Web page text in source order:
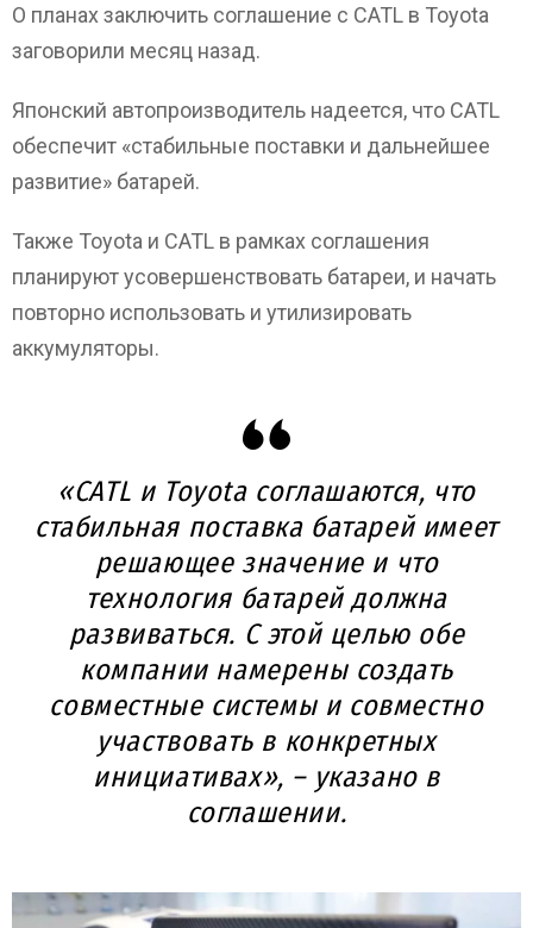
О планах заключить соглашение с CATL в Toyota
заговорили месяц назад.
Японский автопроизводитель надеется, что CATL
обеспечит «стабильные поставки и дальнейшее
развитие» батарей.
Также Toyota и CATL в рамках соглашения
планируют усовершенствовать батареи, и начать
повторно использовать и утилизировать
аккумуляторы.
«CATL и Toyota соглашаются, что
стабильная поставка батарей имеет
решающее значение и что
технология батарей должна
развиваться. С этой целью обе
компании намерены создать
совместные системы и совместно
участвовать в конкретных
инициативах», – указано в
соглашении.